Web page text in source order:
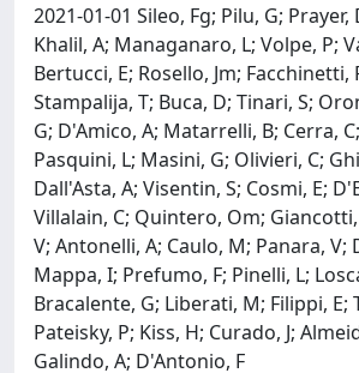
2021-01-01 Sileo, Fg; Pilu, G; Prayer,
Khalil, A; Managanaro, L; Volpe, P;
Bertucci, E; Rosello, Jm; Facchinetti,
Stampalija, T; Buca, D; Tinari, S;
G; D'Amico, A; Matarrelli, B; Cerra,
Pasquini, L; Masini, G; Olivieri, C;
Dall'Asta, A; Visentin, S; Cosmi, E;
Villalain, C; Quintero, Om;
V; Antonelli, A; Caulo, M; Panara, V;
Mappa, I; Prefumo, F; Pinelli, L;
Bracalente, G; Liberati, M; Filippi, E;
Pateisky, P; Kiss, H; Curado, J;
Galindo, A; D'Antonio, F